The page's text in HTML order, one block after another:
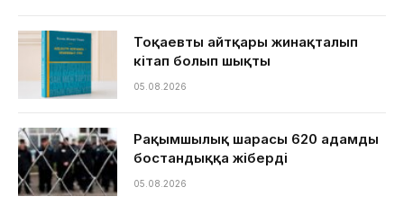
Тоқаевтың айтқары жинақталып
кітап болып шықты
05.08.2026
Рақымшылық шарасы 620 адамды
бостандыққа жіберді
05.08.2026